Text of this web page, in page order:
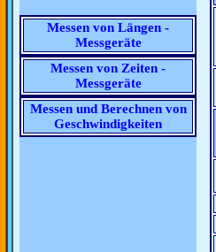
Messen von Längen -
Messgeräte
Messen von Zeiten -
Messgeräte
Messen und Berechnen von
Geschwindigkeiten